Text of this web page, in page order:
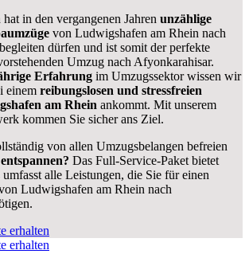
in den vergangenen Jahren unzählige
von Ludwigshafen am Rhein nach
dürfen und ist somit der perfekte
Umzug nach Afyonkarahisar.
Erfahrung im Umzugssektor wissen wir
einem reibungslosen und stressfreien
am Rhein ankommt. Mit unserem
kommen Sie sicher ans Ziel.
von allen Umzugsbelangen befreien
entspannen? Das Full-Service-Paket bietet
alle Leistungen, die Sie für einen
Ludwigshafen am Rhein nach
erhalten
erhalten